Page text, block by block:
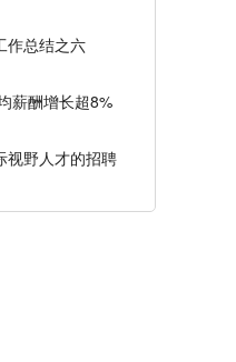
作总结之六
薪酬增长超8%
视野人才的招聘